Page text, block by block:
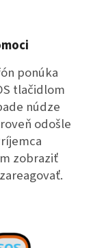
ponúka
tlačidlom
núdze
odošle
zobraziť